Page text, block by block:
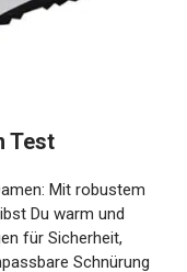
Test
Mit robustem
Du warm und
für Sicherheit,
Schnürung